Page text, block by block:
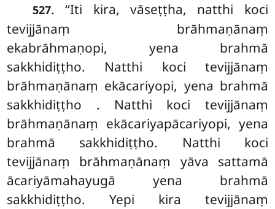
527. ‘‘Iti kira, vāseṭṭha, natthi koci
tevijjānaṃ brāhmaṇānaṃ
ekabrāhmaṇopi, yena brahmā
sakkhidiṭṭho. Natthi koci tevijjānaṃ
brāhmaṇānaṃ ekācariyopi, yena brahmā
sakkhidiṭṭho . Natthi koci tevijjānaṃ
brāhmaṇānaṃ ekācariyapācariyopi, yena
brahmā sakkhidiṭṭho. Natthi koci
tevijjānaṃ brāhmaṇānaṃ yāva sattamā
ācariyāmahayugā yena brahmā
sakkhidiṭṭho. Yepi kira tevijjānaṃ